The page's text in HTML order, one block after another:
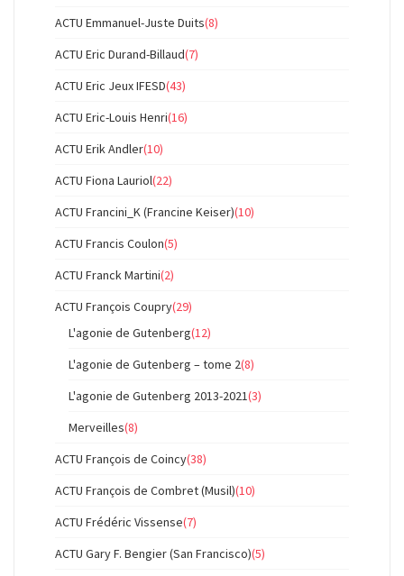
ACTU Emmanuel-Juste Duits(8)
ACTU Eric Durand-Billaud(7)
ACTU Eric Jeux IFESD(43)
ACTU Eric-Louis Henri(16)
ACTU Erik Andler(10)
ACTU Fiona Lauriol(22)
ACTU Francini_K (Francine Keiser)(10)
ACTU Francis Coulon(5)
ACTU Franck Martini(2)
ACTU François Coupry(29)
L'agonie de Gutenberg(12)
L'agonie de Gutenberg – tome 2(8)
L'agonie de Gutenberg 2013-2021(3)
Merveilles(8)
ACTU François de Coincy(38)
ACTU François de Combret (Musil)(10)
ACTU Frédéric Vissense(7)
ACTU Gary F. Bengier (San Francisco)(5)